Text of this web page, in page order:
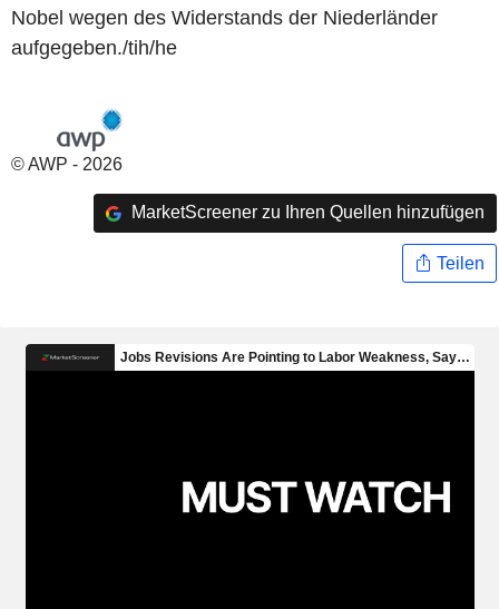
Nobel wegen des Widerstands der Niederländer
aufgegeben./tih/he
© AWP - 2026
MarketScreener zu Ihren Quellen hinzufügen
Teilen